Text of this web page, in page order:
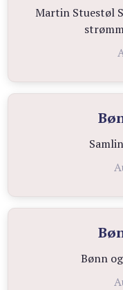
Martin Stuestøl
Bønn